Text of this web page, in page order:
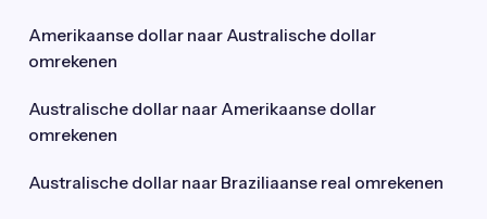
Amerikaanse dollar naar Australische dollar
omrekenen
Australische dollar naar Amerikaanse dollar
omrekenen
Australische dollar naar Braziliaanse real omrekenen